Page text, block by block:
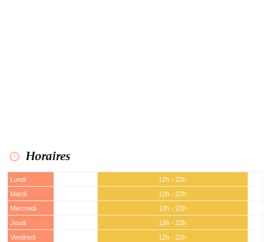
Horaires
Lundi
12h - 22h
Mardi
12h - 22h
Mercredi
12h - 22h
Jeudi
12h - 22h
Vendredi
12h - 22h